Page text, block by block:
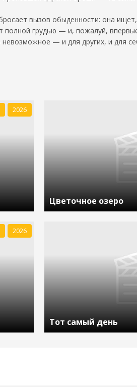
вызов обыденности: она
грудью — и, пожалуй,
— и для других, и для
2026
Цветочное озеро
2026
Тот самый день